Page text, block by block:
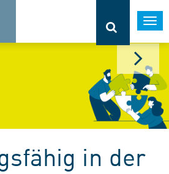
in der